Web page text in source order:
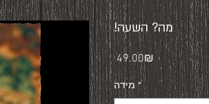
!מה? השעה
‏49.00 ‏₪Price
מידה *